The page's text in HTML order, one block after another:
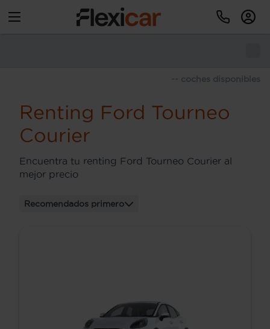
-- coches disponibles
Renting Ford Tourneo
Courier
Encuentra tu renting Ford Tourneo Courier al
mejor precio
Recomendados primero